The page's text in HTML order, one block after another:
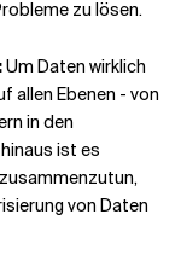
zu lösen.
Um Daten wirklich
allen Ebenen - von
in den
ist es
von Daten